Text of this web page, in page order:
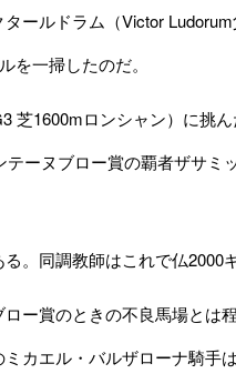
ールドラム（Victor
一掃したのだ。
1600mロンシャン）に挑
ーヌブロー賞の覇者ザサミ
同調教師はこれで仏2000
ー賞のときの不良馬場とは
カエル・バルザローナ騎手